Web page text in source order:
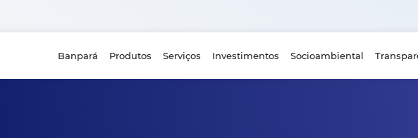
Banpará Produtos Serviços Investimentos Socioambiental